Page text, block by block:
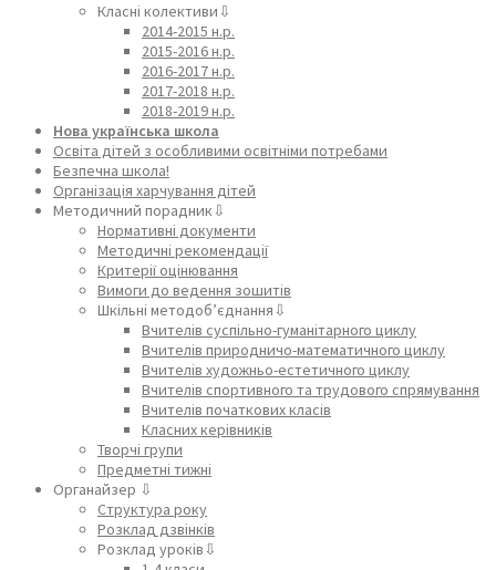
Класні колективи⇩
2014-2015 н.р.
2015-2016 н.р.
2016-2017 н.р.
2017-2018 н.р.
2018-2019 н.р.
Нова українська школа
Освіта дітей з особливими освітніми потребами
Безпечна школа!
Організація харчування дітей
Методичний порадник⇩
Нормативні документи
Методичні рекомендації
Критерії оцінювання
Вимоги до ведення зошитів
Шкільні методоб’єднання⇩
Вчителів суспільно-гуманітарного циклу
Вчителів природничо-математичного циклу
Вчителів художньо-естетичного циклу
Вчителів спортивного та трудового спрямування
Вчителів початкових класів
Класних керівників
Творчі групи
Предметні тижні
Органайзер ⇩
Структура року
Розклад дзвінків
Розклад уроків⇩